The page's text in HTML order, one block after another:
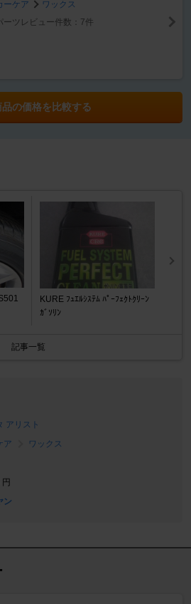
ーケア
ワックス
ーツレビュー件数：7件
品の価格を比較する
KURE ﾌｭｴﾙｼｽﾃﾑ ﾊﾟｰﾌｪｸﾄｸﾘｰﾝ
ｶﾞｿﾘﾝ
記事一覧
アリスト
ア
ワックス
ン